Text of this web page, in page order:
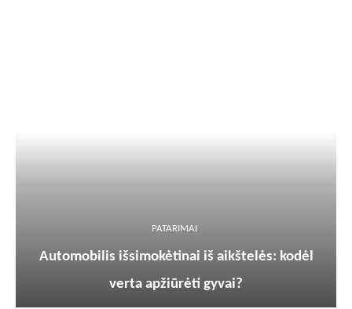
PATARIMAI
Automobilis išsimokėtinai iš aikštelės: kodėl
verta apžiūrėti gyvai?